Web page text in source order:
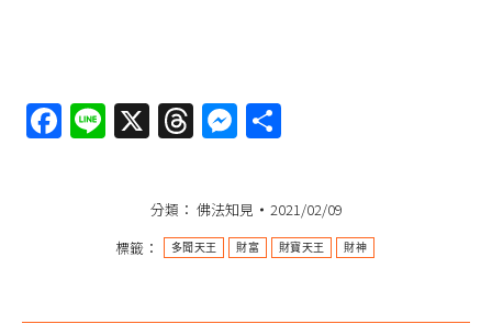
Facebook
Line
X Threads
Messenger
分類： 佛法知見
2021/02/09
標籤：
多聞天王 財富 財寶天王 財神